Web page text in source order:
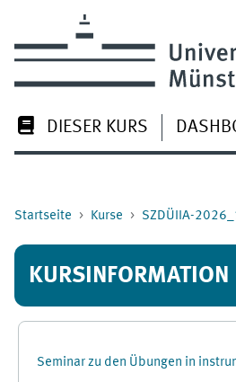
DIESER KURS
Startseite Kurse SZDÜIIA-
KURSINFORMATION
Seminar zu den Übungen in